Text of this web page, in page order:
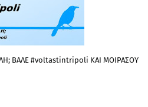
ΒΑΛΕ #voltastintripoli ΚΑΙ ΜΟΙΡΑΣΟΥ